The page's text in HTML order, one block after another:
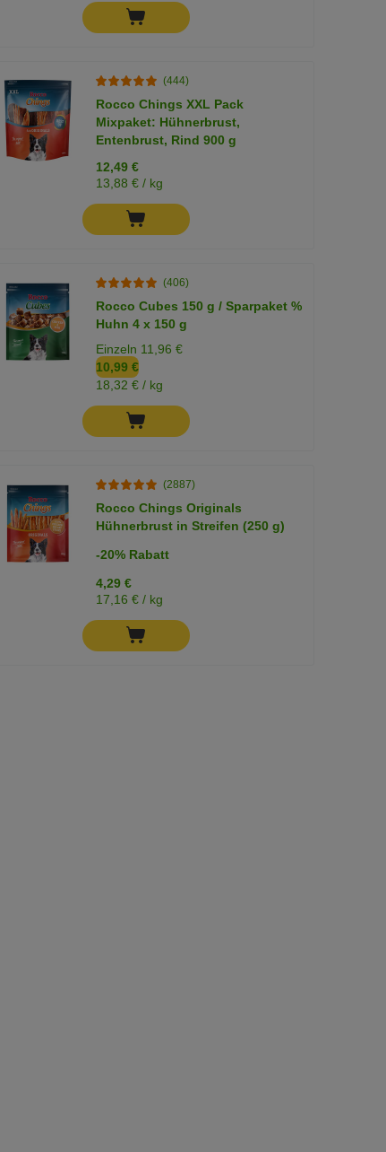
(444)
Rocco Chings XXL Pack
Mixpaket: Hühnerbrust,
Entenbrust, Rind 900 g
12,49 €
13,88 € / kg
(406)
Rocco Cubes 150 g / Sparpaket %
Huhn 4 x 150 g
Einzeln 11,96 €
10,99 €
18,32 € / kg
(2887)
Rocco Chings Originals
Hühnerbrust in Streifen (250 g)
-20% Rabatt
4,29 €
17,16 € / kg